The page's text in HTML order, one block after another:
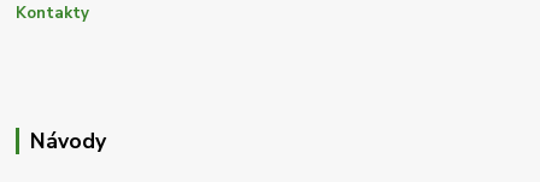
Kontakty
Návody